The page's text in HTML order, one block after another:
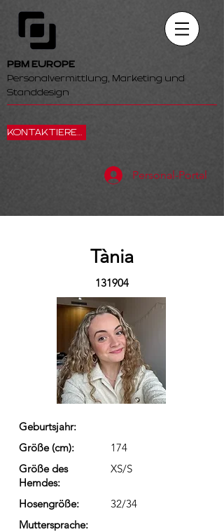
PBM EUROPE
Personalvermittlung, Marketing und
Standdesign
KONTAKTIEREN SIE UNS
Personal-Portal
Tània
131904
Geburtsjahr:
Größe (cm):
174
Größe des
Hemdes:
XS/S
Hosengröße:
32/34
Muttersprache: